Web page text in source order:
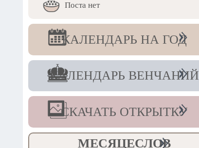
Поста нет
КАЛЕНДАРЬ НА ГОД
КАЛЕНДАРЬ ВЕНЧАНИЙ
СКАЧАТЬ ОТКРЫТКУ
МЕСЯЦЕСЛОВ